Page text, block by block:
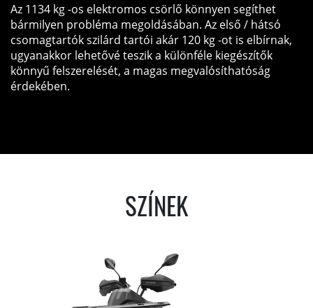
Az 1134 kg -os elektromos csörlő könnyen segíthet
bármilyen probléma megoldásában. Az első / hátsó
csomagtartók szilárd tartói akár 120 kg -ot is elbírnak,
ugyanakkor lehetővé teszik a különféle kiegészítők
könnyű felszerelését, a magas megvalósíthatóság
érdekében.
SZÍNEK